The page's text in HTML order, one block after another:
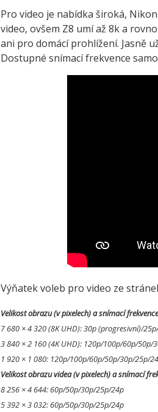
Pro video je nabídka široká,
video, ovšem Z8 umí až 8k a
ani pro domácí prohlížení. Jasně
Dostupné snímací frekvence
Výňatek voleb pro video ze
Velikost obrazu (v pixelech) a snímací frekvence
7 680 × 4 320 (8K UHD): 30p (progresivní)/
3 840 × 2 160 (4K UHD): 120p/100p/60p­/50p/
1 920 × 1 080: 120p/100p/60p­/50p/30p/25p/
Velikost obrazu videa (v pixelech) a snímací
8 256 × 4 644: 60p/50p/30p/25p/24p
5 392 × 3 032: 60p/50p/30p/25p/24p